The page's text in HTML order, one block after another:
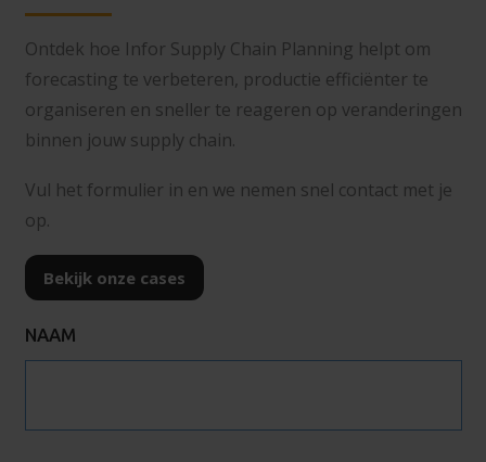
Ontdek hoe Infor Supply Chain Planning helpt om
forecasting te verbeteren, productie efficiënter te
organiseren en sneller te reageren op veranderingen
binnen jouw supply chain.
Vul het formulier in en we nemen snel contact met je
op.
Bekijk onze cases
NAAM